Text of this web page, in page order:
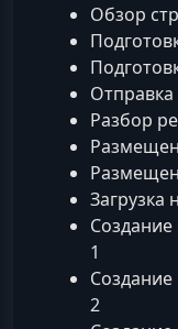
Обзор
Разбор
Загрузка
1
2